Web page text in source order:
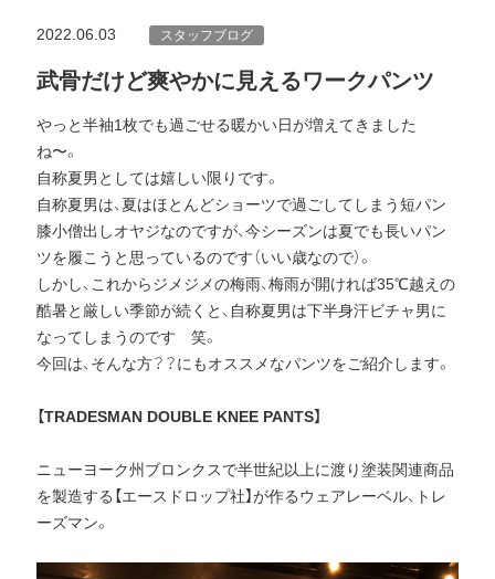
2022.06.03 スタッフブログ
武骨だけど爽やかに見えるワークパンツ
やっと半袖1枚でも過ごせる暖かい日が増えてきました
ね〜。
自称夏男としては嬉しい限りです。
自称夏男は、夏はほとんどショーツで過ごしてしまう短パン
膝小僧出しオヤジなのですが、今シーズンは夏でも長いパン
ツを履こうと思っているのです（いい歳なので）。
しかし、これからジメジメの梅雨、梅雨が開ければ35℃越えの
酷暑と厳しい季節が続くと、自称夏男は下半身汗ビチャ男に
なってしまうのです 笑。
今回は、そんな方？？にもオススメなパンツをご紹介します。
【TRADESMAN DOUBLE KNEE PANTS】
ニューヨーク州ブロンクスで半世紀以上に渡り塗装関連商品
を製造する【エースドロップ社】が作るウェアレーベル、トレ
ーズマン。